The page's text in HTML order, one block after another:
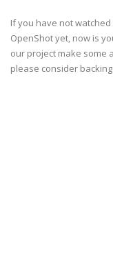
If you have not watched
OpenShot yet, now is
our project make some
please consider